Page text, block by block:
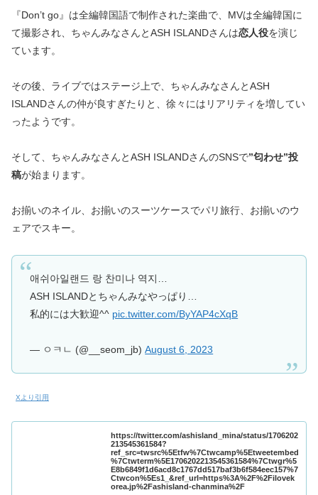
『Don’t go』は全編韓国語で制作された楽曲で、MVは全編韓国に
て撮影され、ちゃんみなさんとASH ISLANDさんは恋人役を演じ
ています。
その後、ライブではステージ上で、ちゃんみなさんとASH
ISLANDさんの仲が良すぎたりと、徐々にはリアリティを増してい
ったようです。
そして、ちゃんみなさんとASH ISLANDさんのSNSで”匂わせ”投
稿が始まります。
お揃いのネイル、お揃いのスーツケースでパリ旅行、お揃いのウ
ェアでスキー。
애쉬아일랜드 랑 찬미나 역지…
ASH ISLANDとちゃんみなやっぱり…
私的には大歓迎^^ pic.twitter.com/ByYAP4cXqB
— ㅇㅋㄴ (@__seom_jb)August 6, 2023
Xより引用
https://twitter.com/ashisland_mina/status/1706202
213545361584?
ref_src=twsrc%5Etfw%7Ctwcamp%5Etweetembed
%7Ctwterm%5E1706202213545361584%7Ctwgr%5
E8b6849f1d6acd8c1767dd517baf3b6f584eec157%7
Ctwcon%5Es1_&ref_url=https%3A%2F%2Filovek
orea.jp%2Fashisland-chanmina%2F